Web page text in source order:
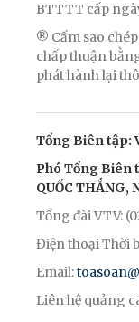
BTTTT cấp
® Cấm sao
chấp thuận
phát hành lại
Tổng Biên tập:
Phó Tổng Biên
QUỐC THẮNG,
Tổng đài VTV:
Điện thoại Thời
Email:
Liên hệ quảng